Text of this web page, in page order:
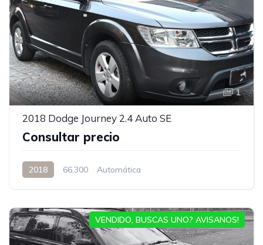
1
2018 Dodge Journey 2.4 Auto SE
Consultar precio
2018 66.300 Automática
VENDIDO, BUSCAS UNO? AVISANOS!